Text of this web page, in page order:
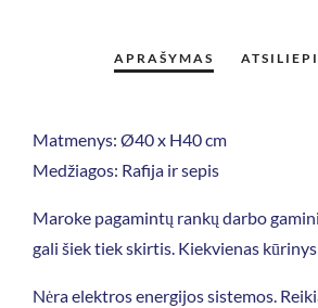
Matmenys: Ø40 x H40 cm
Medžiagos: Rafija ir sepis
Maroke pagamintų rankų darbo
gali šiek tiek skirtis. Kiekvienas
Nėra elektros energijos sistemos.